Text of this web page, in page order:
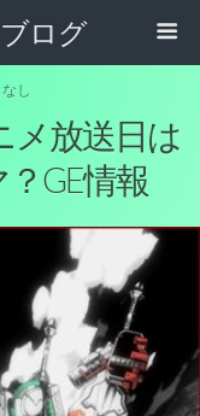
ログ
し
メ放送日は
GE情報